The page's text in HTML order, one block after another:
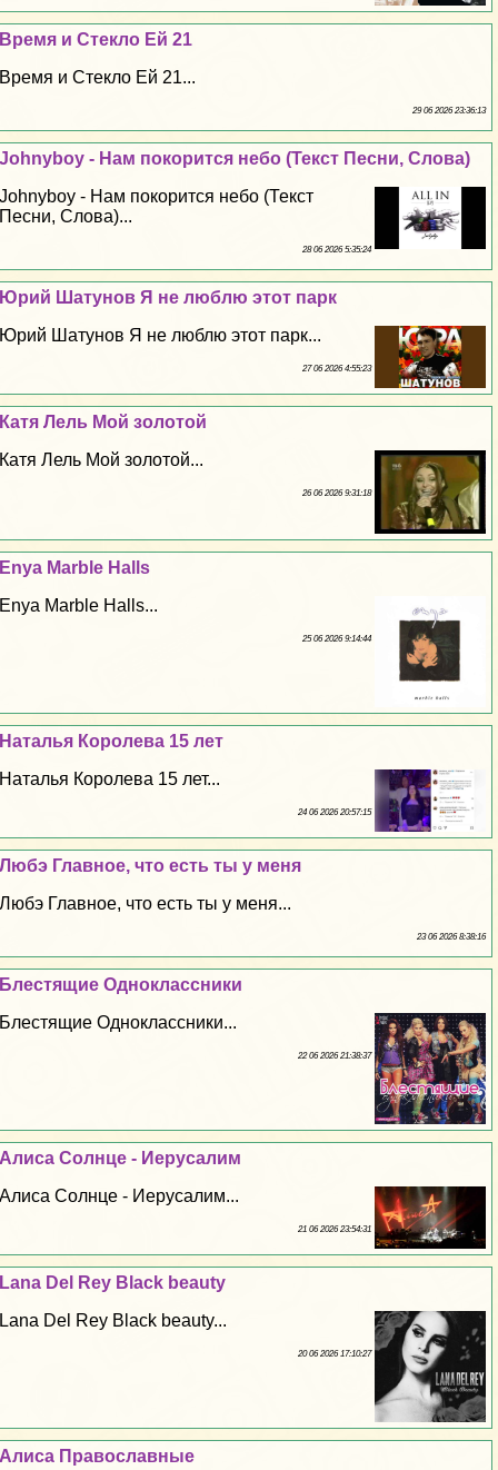
Время и Стекло Ей 21
Время и Стекло Ей 21...
29 06 2026 23:36:13
Johnyboy - Нам покорится небо (Текст Песни, Слова)
Johnyboy - Нам покорится небо (Текст
Песни, Слова)...
28 06 2026 5:35:24
Юрий Шатунов Я не люблю этот парк
Юрий Шатунов Я не люблю этот парк...
27 06 2026 4:55:23
Катя Лель Мой золотой
Катя Лель Мой золотой...
26 06 2026 9:31:18
Enya Marble Halls
Enya Marble Halls...
25 06 2026 9:14:44
Наталья Королева 15 лет
Наталья Королева 15 лет...
24 06 2026 20:57:15
Любэ Главное, что есть ты у меня
Любэ Главное, что есть ты у меня...
23 06 2026 8:38:16
Блестящие Одноклассники
Блестящие Одноклассники...
22 06 2026 21:38:37
Алиса Солнце - Иерусалим
Алиса Солнце - Иерусалим...
21 06 2026 23:54:31
Lana Del Rey Black beauty
Lana Del Rey Black beauty...
20 06 2026 17:10:27
Алиса Православные